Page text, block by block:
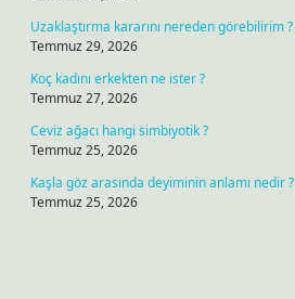
Uzaklaştırma kararını nereden görebilirim ?
Temmuz 29, 2026
Koç kadını erkekten ne ister ?
Temmuz 27, 2026
Ceviz ağacı hangi simbiyotik ?
Temmuz 25, 2026
Kaşla göz arasında deyiminin anlamı nedir ?
Temmuz 25, 2026